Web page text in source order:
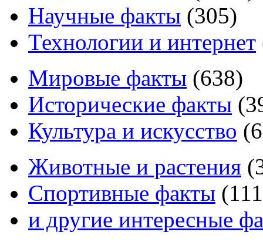
Научные факты (305)
Технологии и интернет
Мировые факты (638)
Исторические факты (
Культура и искусство (
Животные и растения (
Спортивные факты (111
и другие интересные